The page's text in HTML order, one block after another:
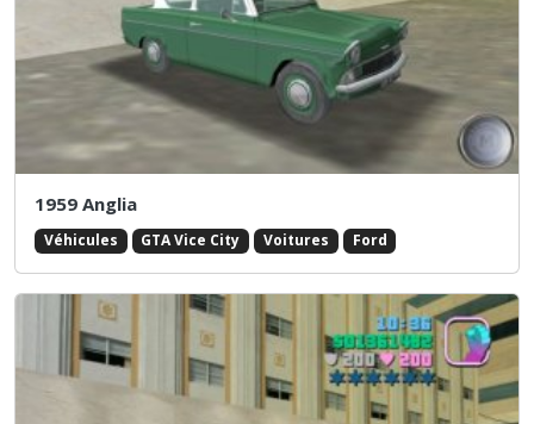
1959 Anglia
Véhicules GTA Vice City Voitures Ford